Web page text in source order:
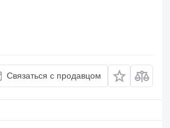
Связаться с продавцом